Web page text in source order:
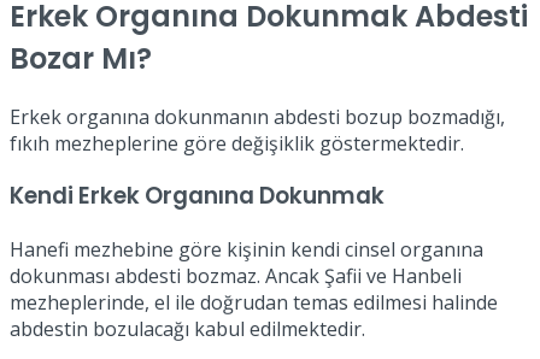
Erkek Organına Dokunmak Abdesti
Bozar Mı?
Erkek organına dokunmanın abdesti bozup bozmadığı,
fıkıh mezheplerine göre değişiklik göstermektedir.
Kendi Erkek Organına Dokunmak
Hanefi mezhebine göre kişinin kendi cinsel organına
dokunması abdesti bozmaz. Ancak Şafii ve Hanbeli
mezheplerinde, el ile doğrudan temas edilmesi halinde
abdestin bozulacağı kabul edilmektedir.